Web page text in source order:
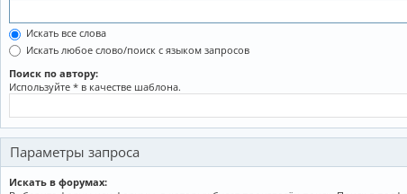
Искать все слова
Искать любое слово/поиск с языком запросов
Поиск по автору:
Используйте * в качестве шаблона.
Параметры запроса
Искать в форумах: